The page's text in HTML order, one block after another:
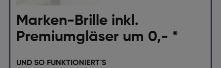
Marken-Brille inkl.
Premiumgläser um 0,- *
UND SO FUNKTIONIERT`S